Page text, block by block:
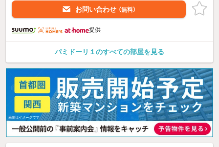
お問い合わせ （無料）
提供
パミドーリ１のすべての部屋を見る